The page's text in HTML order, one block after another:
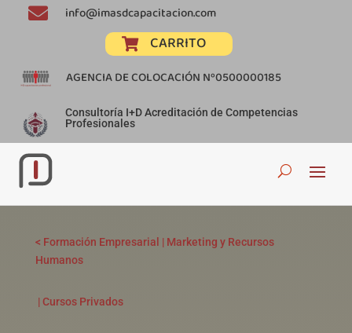
 info@imasdcapacitacion.com
 CARRITO
AGENCIA DE COLOCACIÓN Nº0500000185
Consultoría I+D Acreditación de Competencias
Profesionales
< Formación Empresarial | Marketing y Recursos
Humanos
|Cursos Privados